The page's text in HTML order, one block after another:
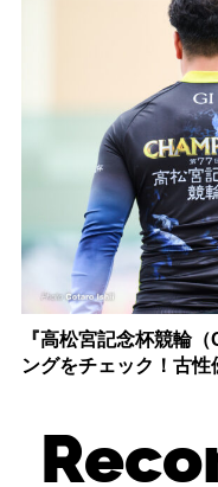
『高松宮記念杯競輪
ングをチェック！古性